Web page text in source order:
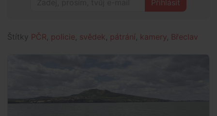
Přihlásit
Štítky PČR policie svědek pátrání kamery Břeclav